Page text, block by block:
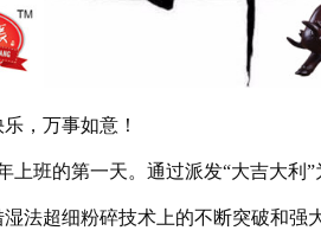
，万事如意！
班的第一天。通过派发“大吉大利
法超细粉碎技术上的不断突破和